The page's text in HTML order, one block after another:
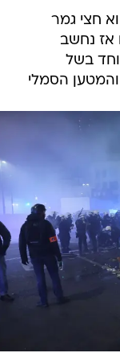
חצי גמר
גם אז נחשב
בשל
הסמלי